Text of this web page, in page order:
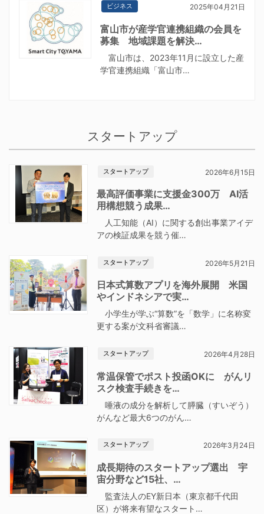
ビジネス 2025年04月21日
富山市が産学官連携組織の会員を
募集 地域課題を解決…
富山市は、2023年11月に設立した産
学官連携組織「富山市…
スタートアップ
スタートアップ 2026年6月15日
最高評価事業に支援金300万 AI活
用構想競う成果…
人工知能（AI）に関する創出事業アイデ
アの検証成果を競う催…
スタートアップ 2026年5月21日
日本式算数アプリを海外展開 米国
やインドネシアで実…
小学生が学ぶ“算数”を「数学」に名称変
更する案が文科省審議…
スタートアップ 2026年4月28日
常温保管でポスト投函OKに がんリ
スク検査手続きを…
唾液の成分を解析して膵臓（すいぞう）
がんなど最大6つのがん…
スタートアップ 2026年3月24日
成長期待のスタートアップ選出 宇
宙分野など15社、…
監査法人のEY新日本（東京都千代田
区）が将来有望なスタート…